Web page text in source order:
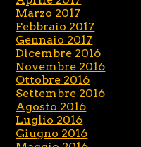
Marzo 2017
Febbraio 2017
Gennaio 2017
Dicembre 2016
Novembre 2016
Ottobre 2016
Settembre 2016
Agosto 2016
Luglio 2016
Giugno 2016